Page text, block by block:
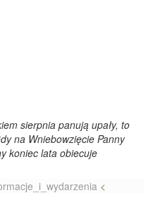
sierpnia panują upały, to
na Wniebowzięcie Panny
koniec lata obiecuje
<